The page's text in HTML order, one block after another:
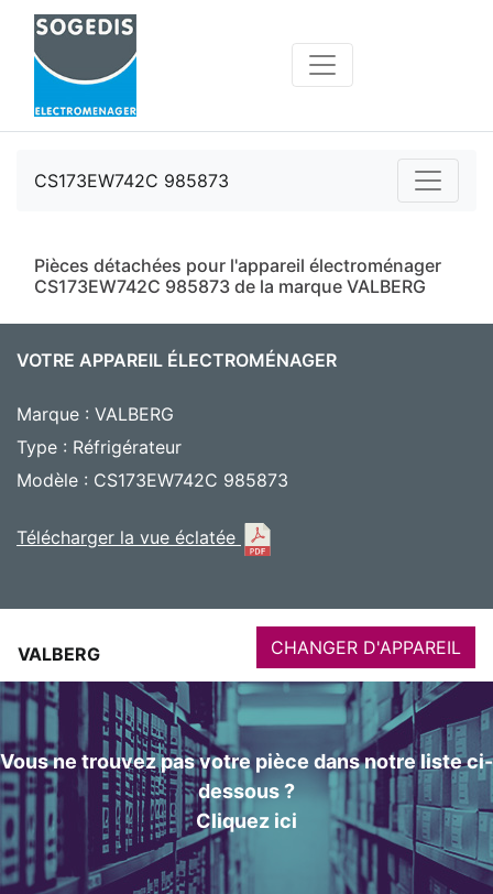
CS173EW742C 985873
Pièces détachées pour l'appareil électroménager
CS173EW742C 985873 de la marque VALBERG
VOTRE APPAREIL ÉLECTROMÉNAGER
Marque : VALBERG
Type : Réfrigérateur
Modèle : CS173EW742C 985873
Télécharger la vue éclatée
VALBERG CHANGER D'APPAREIL
Vous ne trouvez pas votre pièce dans notre liste ci-
dessous ?
Cliquez ici